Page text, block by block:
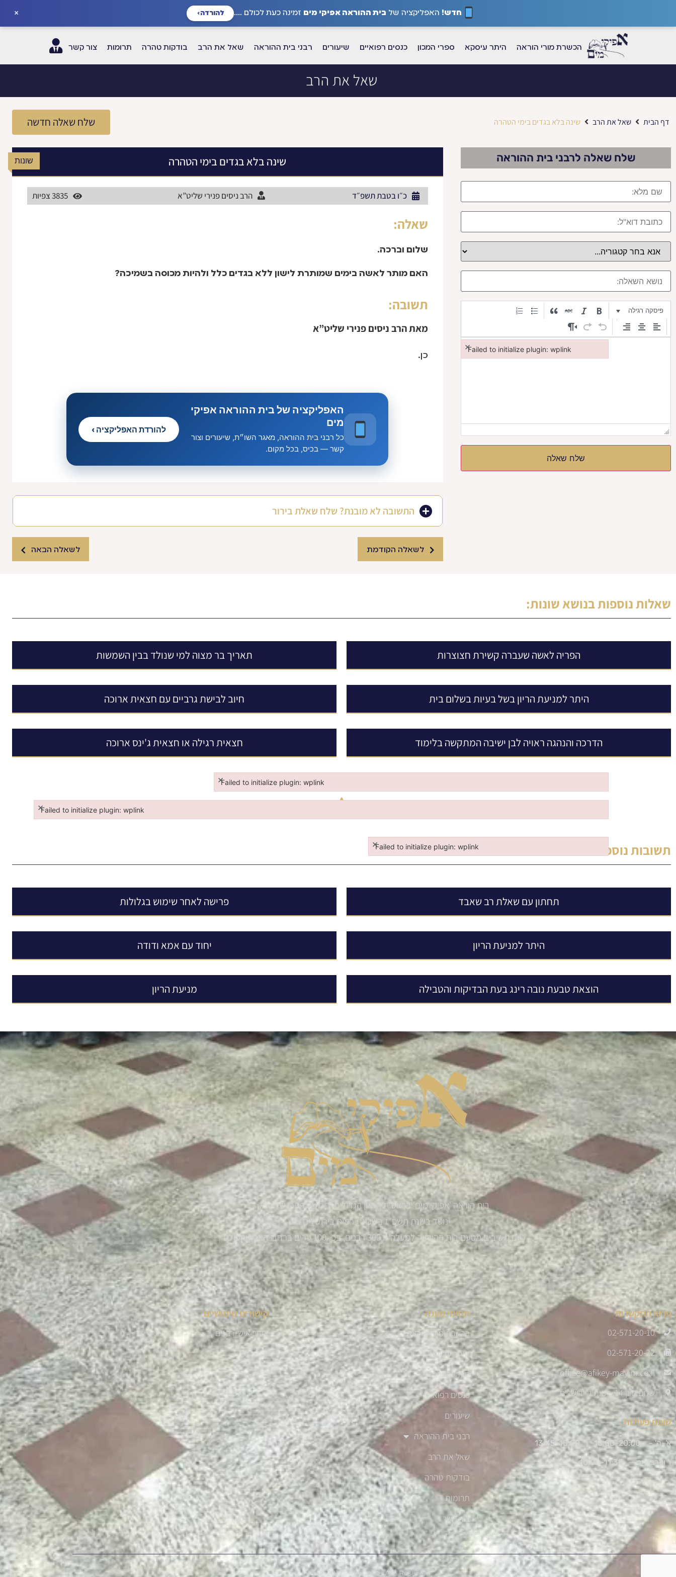
חדש! האפליקציה של בית ההוראה אפיקי מים זמינה כעת לכולם .... להורדה›
×
הכשרת מורי הוראה היתר עיסקא ספרי המכון כנסים רפואיים שיעורים רבני בית ההוראה שאל את הרב בודקות טהרה תרומות צור קשר
שאל את הרב
דף הבית שאל את הרב שינה בלא בגדים בימי הטהרה שלח שאלה חדשה
שלח שאלה לרבני בית ההוראה
פיסקה רגילה
שלח שאלה
שונות שינה בלא בגדים בימי הטהרה
כ״ו בטבת תשפ״ד הרב ניסים פנירי שליט”א 3835 צפיות
שאלה:
שלום וברכה.
האם מותר לאשה בימים שמותרת לישון ללא בגדים כלל ולהיות מכוסה בשמיכה?
תשובה:
מאתהרב ניסים פנירי שליט”א
כן.
האפליקציה של בית ההוראה אפיקי
מים
כל רבני בית ההוראה, מאגר השו״ת, שיעורים וצור
קשר — בכיס, בכל מקום.
להורדת האפליקציה ›
התשובה לא מובנת? שלח שאלת בירור
לשאלה הקודמת לשאלה הבאה
שאלות נוספות בנושאשונות:
הפריה לאשה שעברה קשירת חצוצרות תאריך בר מצוה למי שנולד בבין השמשות
היתר למניעת הריון בשל בעיות בשלום בית חיוב לבישת גרביים עם חצאית ארוכה
הדרכה והנהגה ראויה לבן ישיבה המתקשה בלימוד חצאית רגילה או חצאית ג'ינס ארוכה
תשובות נוספות מאת הרב ניסים פנירי שליט”א:
תחתון עם שאלת רב שאבד פרישה לאחר שימוש בגלולות
היתר למניעת הריון יחוד עם אמא ודודה
הוצאת טבעת נובה רינג בעת הבדיקות והטבילה מניעת הריון
בית הוראה 'אפיקי מים' בראשות הגאון הגדול הרב משה פנירי שליט"א
נוסד בשנת תשס"ז בשכונת רמות בירושלים.
כיום משיבים מטעם בית ההוראה למעלה מ 300 רבנים, בכ -100 ערים ברחבי הארץ והעולם
פרטי התקשרות
02-571-20-10
02-571-20-22
office@afikey-mayim.co.il
שלום סיון 14, רמות ג' ירושלים
שעות פעילות
א'-ה' – 18:00-20:00 | 13:45-15:00
ו' וערבי חג – 10:00-11:30
תחומי מענה
הכשרת מורי הוראה
היתר עיסקא
ספרי המכון
כנסים רפואיים
שיעורים
רבני בית ההוראה
שאל את הרב
בודקות טהרה
תרומות
צור קשר
קישורים שימושיים
איזור אישי רבנים
Ⓒ 2019 - All Rights Are Reserved
Failed to initialize plugin: wplink
×
Failed to initialize plugin: wplink
Failed to initialize plugin: wplink
×
Failed to initialize plugin: wplink
Failed to initialize plugin: wplink
×
Failed to initialize plugin: wplink
Failed to initialize plugin: wplink
×
Failed to initialize plugin: wplink